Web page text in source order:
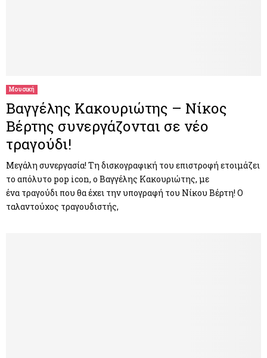
Μουσική
Βαγγέλης Κακουριώτης – Νίκος
Βέρτης συνεργάζονται σε νέο
τραγούδι!
Μεγάλη συνεργασία! Τη δισκογραφική του επιστροφή ετοιμάζει
το απόλυτο pop icon, ο Βαγγέλης Κακουριώτης, με
ένα τραγούδι που θα έχει την υπογραφή του Νίκου Βέρτη! Ο
ταλαντούχος τραγουδιστής,